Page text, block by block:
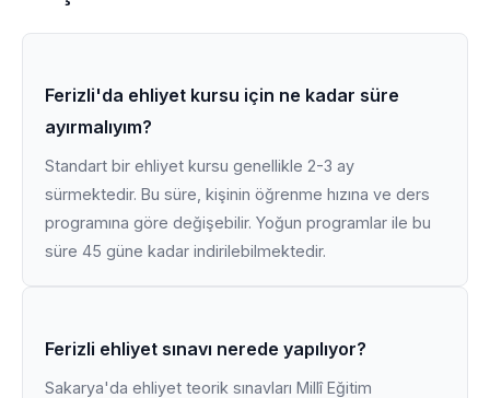
Ferizli'da ehliyet kursu için ne kadar süre
ayırmalıyım?
Standart bir ehliyet kursu genellikle 2-3 ay
sürmektedir. Bu süre, kişinin öğrenme hızına ve ders
programına göre değişebilir. Yoğun programlar ile bu
süre 45 güne kadar indirilebilmektedir.
Ferizli ehliyet sınavı nerede yapılıyor?
Sakarya'da ehliyet teorik sınavları Millî Eğitim